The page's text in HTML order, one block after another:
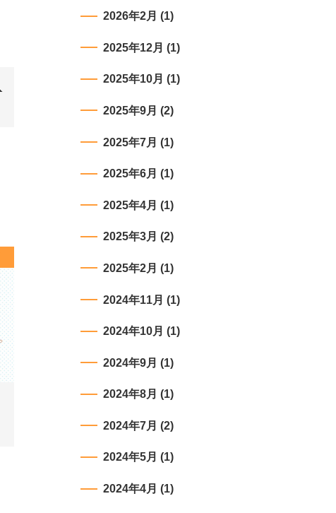
2026年2月 (1)
2025年12月 (1)
2025年10月 (1)
2025年9月 (2)
2025年7月 (1)
2025年6月 (1)
2025年4月 (1)
2025年3月 (2)
2025年2月 (1)
2024年11月 (1)
2024年10月 (1)
2024年9月 (1)
2024年8月 (1)
2024年7月 (2)
2024年5月 (1)
2024年4月 (1)